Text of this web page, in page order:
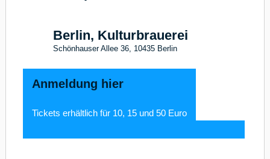
Berlin, Kulturbrauerei
Schönhauser Allee 36, 10435 Berlin
Anmeldung hier
Tickets erhältlich für 10, 15 und 50 Euro